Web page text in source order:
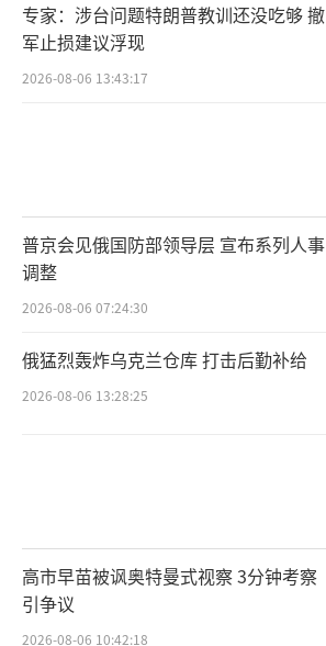
专家：涉台问题特朗普教训还没吃够 撤
军止损建议浮现
2026-08-06 13:43:17
普京会见俄国防部领导层 宣布系列人事
调整
2026-08-06 07:24:30
俄猛烈轰炸乌克兰仓库 打击后勤补给
2026-08-06 13:28:25
高市早苗被讽奥特曼式视察 3分钟考察
引争议
2026-08-06 10:42:18